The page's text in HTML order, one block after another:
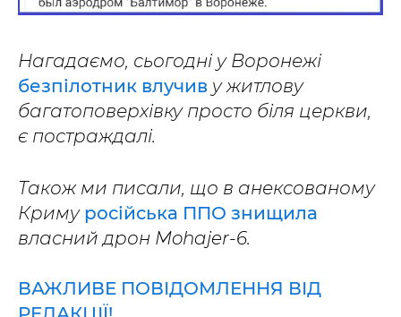
Нагадаємо, сьогодні у Воронежі
безпілотник влучив у житлову
багатоповерхівку просто біля церкви,
є постраждалі.
Також ми писали, що в анексованому
Криму російська ППО знищила
власний дрон Mohajer-6.
ВАЖЛИВЕ ПОВІДОМЛЕННЯ ВІД